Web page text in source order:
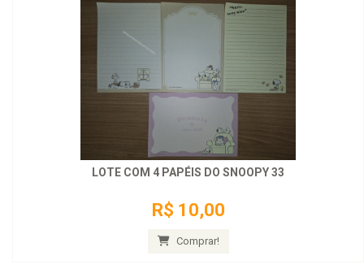
LOTE COM 4 PAPÉIS DO SNOOPY 33
R$ 10,00
Comprar!